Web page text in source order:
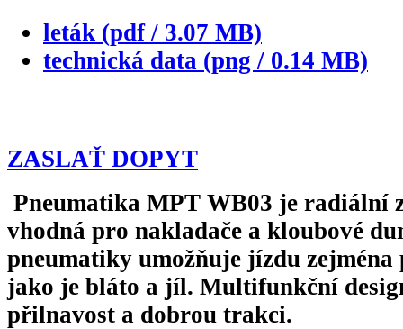
leták (pdf / 3.07 MB)
technická data (png / 0.14 MB)
ZASLAŤ DOPYT
Pneumatika MPT WB03 je radiální
vhodná pro nakladače a kloubové
pneumatiky umožňuje jízdu zejména
jako je bláto a jíl. Multifunkční
přilnavost a dobrou trakci.